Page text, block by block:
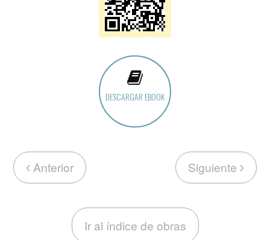
DESCARGAR EBOOK
Anterior Siguiente
Ir al índice de obras